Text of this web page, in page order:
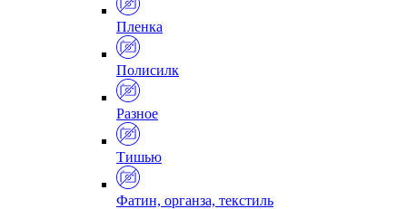
Пленка
Полисилк
Разное
Тишью
Фатин, органза, текстиль